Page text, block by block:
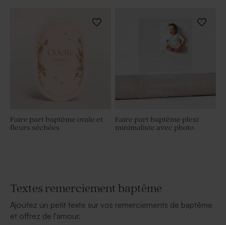
Faire part baptême ovale et
fleurs séchées
Faire part baptême plexi
minimaliste avec photo
Textes remerciement baptême
Ajoutez un petit texte sur vos remerciements de baptême
et offrez de l'amour.